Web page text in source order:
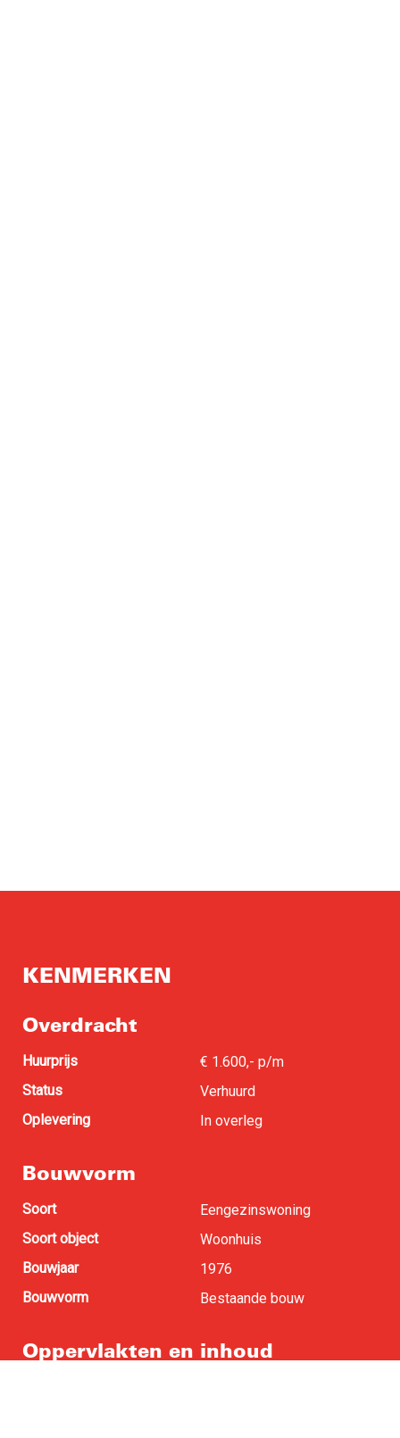
KENMERKEN
Overdracht
Huurprijs
€ 1.600,- p/m
Status
Verhuurd
Oplevering
In overleg
Bouwvorm
Soort
Eengezinswoning
Soort object
Woonhuis
Bouwjaar
1976
Bouwvorm
Bestaande bouw
Oppervlakten en inhoud